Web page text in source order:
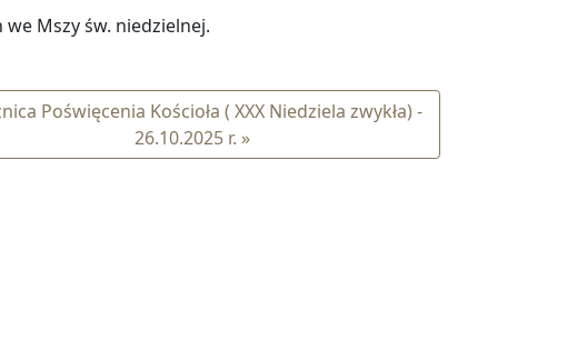
Mszy św. niedzielnej.
Poświęcenia Kościoła ( XXX Niedziela zwykła) -
26.10.2025 r. »